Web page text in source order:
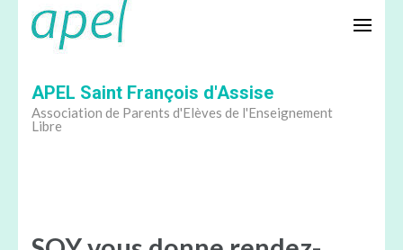
APEL Saint François d'Assise
Association de Parents d'Elèves de l'Enseignement
Libre